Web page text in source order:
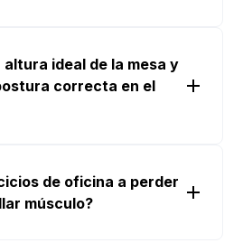
altura ideal de la mesa y
correcta en el
deben estar
en el suelo y sus
de oficina a perder
músculo?